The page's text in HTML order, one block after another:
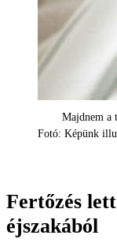
Majdnem a
Fotó: Képünk
Fertőzés
éjszakából